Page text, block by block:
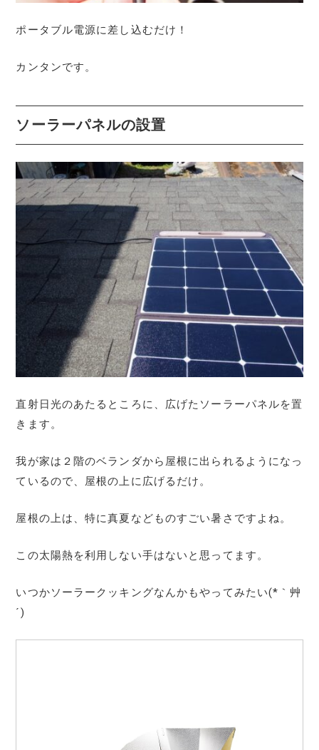
ポータブル電源に差し込むだけ！
カンタンです。
ソーラーパネルの設置
直射日光のあたるところに、広げたソーラーパネルを置
きます。
我が家は２階のベランダから屋根に出られるようになっ
ているので、屋根の上に広げるだけ。
屋根の上は、特に真夏などものすごい暑さですよね。
この太陽熱を利用しない手はないと思ってます。
いつかソーラークッキングなんかもやってみたい(*｀艸
´)